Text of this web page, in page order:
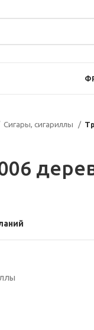
Сигары, сигариллы